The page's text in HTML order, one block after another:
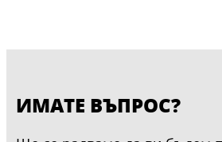
ИМАТЕ ВЪПРОС?